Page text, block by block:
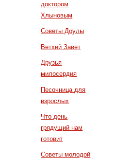
доктором
Хлыновым
Советы Доулы
Ветхий Завет
Друзья
милосердия
Песочница для
взрослых
Что день
грядущий нам
готовит
Советы молодой